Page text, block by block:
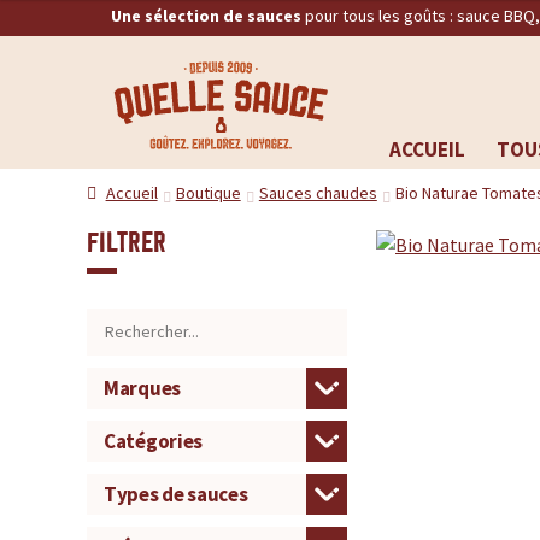
Une sélection de sauces pour tous les goûts : sauce
Aller
la
navigation
Aller
contenu
e
l
S
a
ACCUEIL
Accueil Boutique Sauces chaudes Bio Naturae
Filtrer